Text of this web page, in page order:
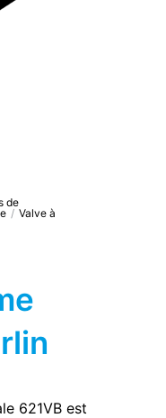
de
/ Valve à
621VB est